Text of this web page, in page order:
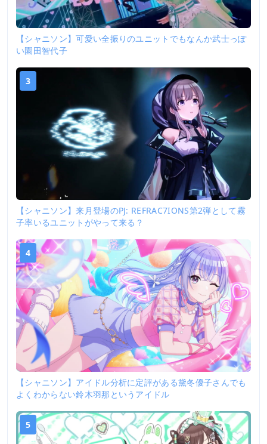
【シャニソン】可愛い全振りのユニットでもなんか武士っぽ
い園田智代子
3
【シャニソン】来月登場のPJ: REFRAC7IONS第2弾として霧
子率いるユニットがやって来る？
4
【シャニソン】アイドル分析に定評がある黛冬優子さんでも
よくわからない鈴木羽那というアイドル
5